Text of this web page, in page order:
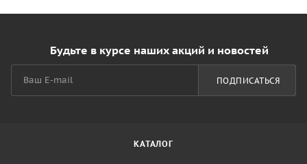
Будьте в курсе наших акций и новостей
ПОДПИСАТЬСЯ
КАТАЛОГ